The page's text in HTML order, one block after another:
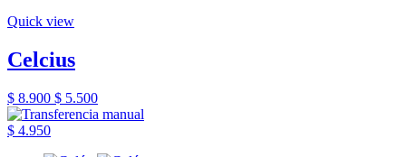
Quick view
Celcius
$ 8.900 $ 5.500
$ 4.950